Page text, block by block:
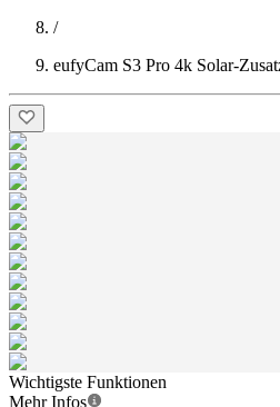
/
eufyCam S3 Pro 4k Solar-
Wichtigste Funktionen
Mehr Infos